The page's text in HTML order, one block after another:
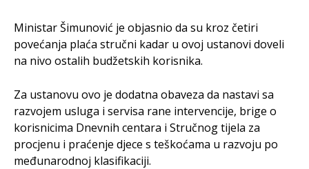
Ministar Šimunović je objasnio da su kroz četiri
povećanja plaća stručni kadar u ovoj ustanovi doveli
na nivo ostalih budžetskih korisnika.
Za ustanovu ovo je dodatna obaveza da nastavi sa
razvojem usluga i servisa rane intervencije, brige o
korisnicima Dnevnih centara i Stručnog tijela za
procjenu i praćenje djece s teškoćama u razvoju po
međunarodnoj klasifikaciji.